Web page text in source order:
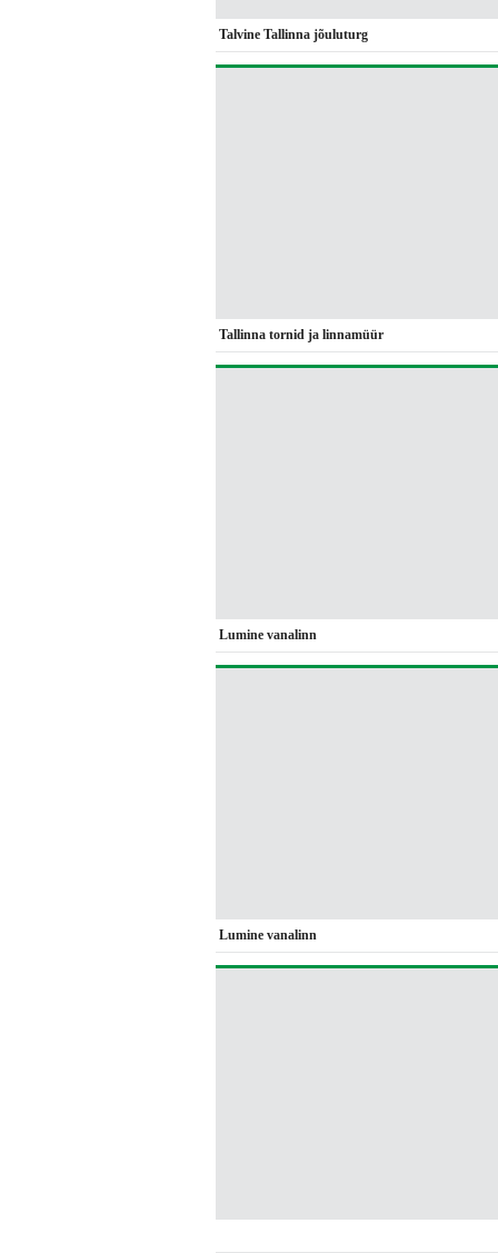
Talvine Tallinna jõuluturg
Tallinna tornid ja linnamüür
Lumine vanalinn
Lumine vanalinn